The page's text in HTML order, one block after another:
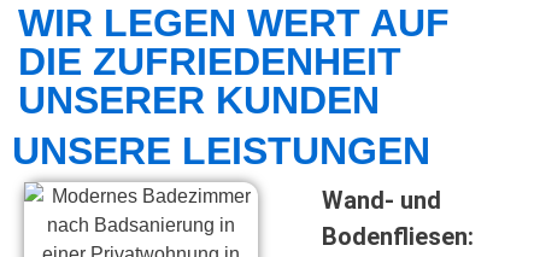
WIR LEGEN WERT AUF
DIE ZUFRIEDENHEIT
UNSERER KUNDEN
UNSERE LEISTUNGEN
Wand- und
Bodenfliesen: